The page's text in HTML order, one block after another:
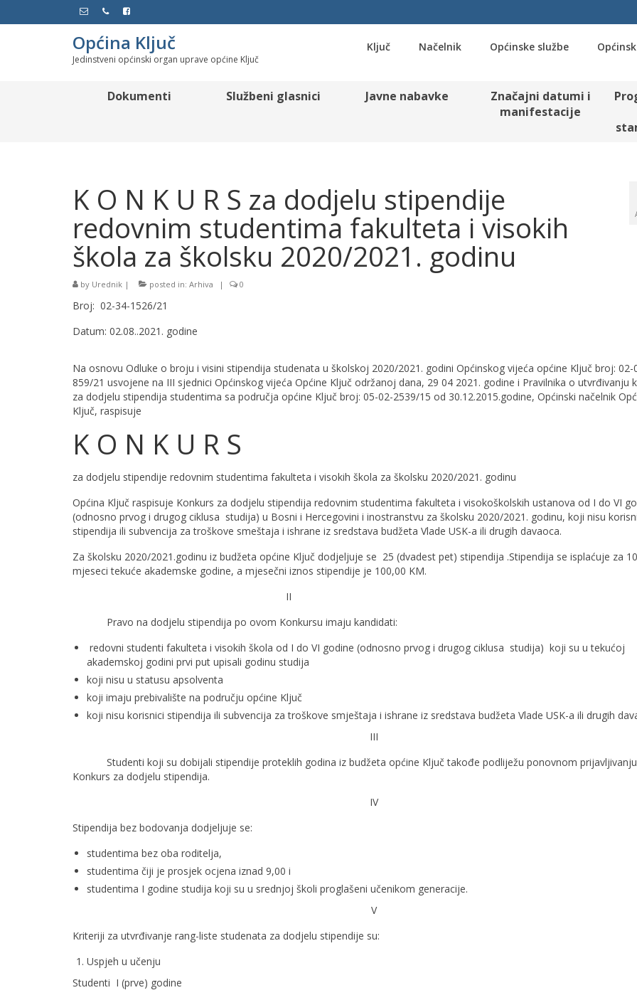
Općina Ključ
Jedinstveni općinski organ uprave općine Ključ
Ključ Načelnik Općinske službe
Dokumenti Službeni glasnici Javne nabavke
Značajni datumi i
manifestacije
K O N K U R S za dodjelu stipendije
redovnim studentima fakulteta i visokih
škola za školsku 2020/2021. godinu
by Urednik | posted in: Arhiva | 0
Broj: 02-34-1526/21
Datum: 02.08..2021. godine
Na osnovu Odluke o broju i visini stipendija studenata u školskoj 2020/2021. godini Općinskog vijeća općine Ključ broj: 02-
859/21 usvojene na III sjednici Općinskog vijeća Općine Ključ održanoj dana, 29 04 2021. godine i Pravilnika o utvrđivanju
za dodjelu stipendija studentima sa područja općine Ključ broj: 05-02-2539/15 od 30.12.2015.godine, Općinski načelnik
Ključ, raspisuje
K O N K U R S
za dodjelu stipendije redovnim studentima fakulteta i visokih škola za školsku 2020/2021. godinu
Općina Ključ raspisuje Konkurs za dodjelu stipendija redovnim studentima fakulteta i visokoškolskih ustanova od I do VI
(odnosno prvog i drugog ciklusa studija) u Bosni i Hercegovini i inostranstvu za školsku 2020/2021. godinu, koji nisu
stipendija ili subvencija za troškove smeštaja i ishrane iz sredstava budžeta Vlade USK-a ili drugih davaoca.
Za školsku 2020/2021.godinu iz budžeta općine Ključ dodjeljuje se 25 (dvadest pet) stipendija .Stipendija se isplaćuje za
mjeseci tekuće akademske godine, a mjesečni iznos stipendije je 100,00 KM.
II
Pravo na dodjelu stipendija po ovom Konkursu imaju kandidati:
redovni studenti fakulteta i visokih škola od I do VI godine (odnosno prvog i drugog ciklusa studija) koji su u tekućoj
akademskoj godini prvi put upisali godinu studija
koji nisu u statusu apsolventa
koji imaju prebivalište na području općine Ključ
koji nisu korisnici stipendija ili subvencija za troškove smještaja i ishrane iz sredstava budžeta Vlade USK-a ili drugih
III
Studenti koji su dobijali stipendije proteklih godina iz budžeta općine Ključ takođe podliježu ponovnom
Konkurs za dodjelu stipendija.
IV
Stipendija bez bodovanja dodjeljuje se:
studentima bez oba roditelja,
studentima čiji je prosjek ocjena iznad 9,00 i
studentima I godine studija koji su u srednjoj školi proglašeni učenikom generacije.
V
Kriteriji za utvrđivanje rang-liste studenata za dodjelu stipendije su:
Uspjeh u učenju
Studenti I (prve) godine